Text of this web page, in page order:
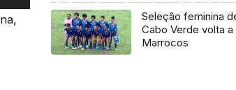
Seleção feminina
Cabo Verde volta
Marrocos